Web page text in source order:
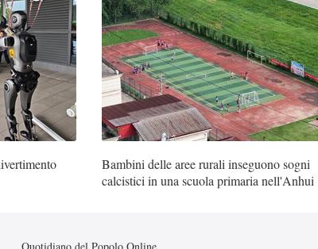
Bambini delle aree rurali inseguono sogni
calcistici in una scuola primaria nell'Anhui